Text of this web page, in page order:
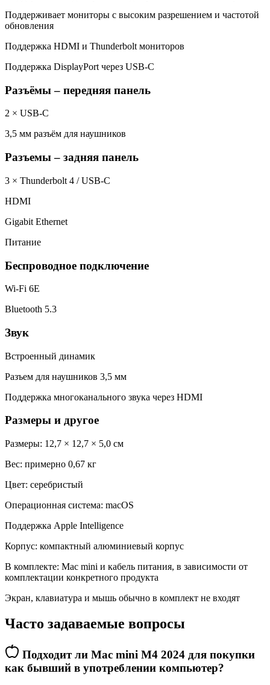
Поддерживает мониторы с высоким разрешением и частотой
обновления
Поддержка HDMI и Thunderbolt мониторов
Поддержка DisplayPort через USB-C
Разъёмы – передняя панель
2 × USB-C
3,5 мм разъём для наушников
Разъемы – задняя панель
3 × Thunderbolt 4 / USB-C
HDMI
Gigabit Ethernet
Питание
Беспроводное подключение
Wi-Fi 6E
Bluetooth 5.3
Звук
Встроенный динамик
Разъем для наушников 3,5 мм
Поддержка многоканального звука через HDMI
Размеры и другое
Размеры: 12,7 × 12,7 × 5,0 см
Вес: примерно 0,67 кг
Цвет: серебристый
Операционная система: macOS
Поддержка Apple Intelligence
Корпус: компактный алюминиевый корпус
В комплекте: Mac mini и кабель питания, в зависимости от
комплектации конкретного продукта
Экран, клавиатура и мышь обычно в комплект не входят
Часто задаваемые вопросы
Подходит ли Mac mini M4 2024 для покупки
как бывший в употреблении компьютер?